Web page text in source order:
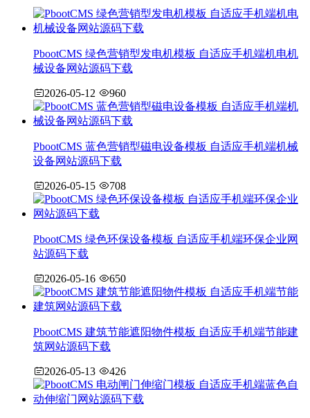
PbootCMS 绿色营销型发电机模板 自适应手机端机电机
械设备网站源码下载
2026-05-12 960
PbootCMS 蓝色营销型磁电设备模板 自适应手机端机械
设备网站源码下载
2026-05-15 708
PbootCMS 绿色环保设备模板 自适应手机端环保企业网
站源码下载
2026-05-16 650
PbootCMS 建筑节能遮阳物件模板 自适应手机端节能建
筑网站源码下载
2026-05-13 426